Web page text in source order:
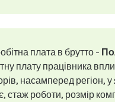
плата в брутто -
плату працівника
насамперед регіон,
стаж роботи, розмір